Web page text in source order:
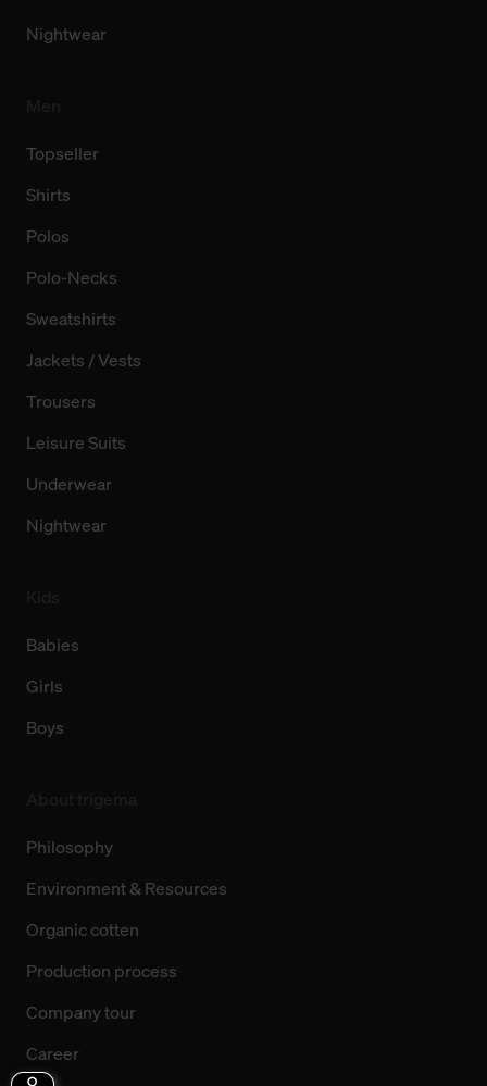
Nightwear
Topseller
Shirts
Polos
Polo-Necks
Sweatshirts
Jackets / Vests
Trousers
Leisure Suits
Underwear
Nightwear
Babies
Girls
Boys
Philosophy
Environment & Resources
Organic cotten
Production process
Company tour
Career